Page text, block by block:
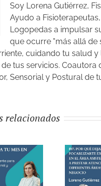
Soy Lorena Gutiérrez,
Ayudo a
Logopedas a impulsar
que ocurre "más allá de
cuidando tu salud
de tus servicios.
Sensorial y Postural de
relacionados